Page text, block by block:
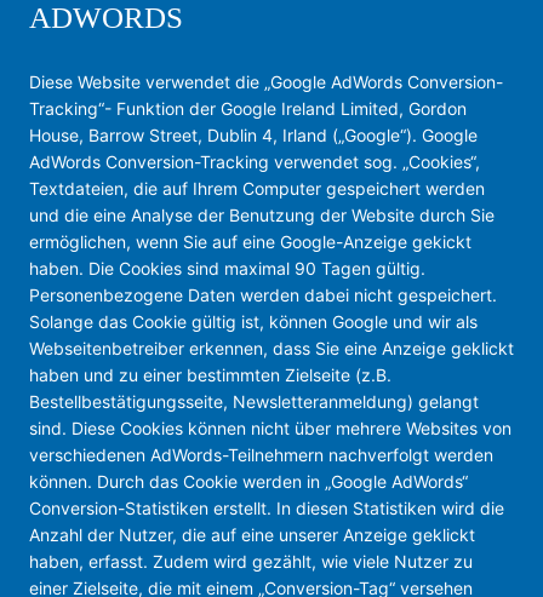
ADWORDS
Diese Website verwendet die „Google AdWords Conversion-
Tracking“- Funktion der Google Ireland Limited, Gordon
House, Barrow Street, Dublin 4, Irland („Google“). Google
AdWords Conversion-Tracking verwendet sog. „Cookies“,
Textdateien, die auf Ihrem Computer gespeichert werden
und die eine Analyse der Benutzung der Website durch Sie
ermöglichen, wenn Sie auf eine Google-Anzeige gekickt
haben. Die Cookies sind maximal 90 Tagen gültig.
Personenbezogene Daten werden dabei nicht gespeichert.
Solange das Cookie gültig ist, können Google und wir als
Webseitenbetreiber erkennen, dass Sie eine Anzeige geklickt
haben und zu einer bestimmten Zielseite (z.B.
Bestellbestätigungsseite, Newsletteranmeldung) gelangt
sind. Diese Cookies können nicht über mehrere Websites von
verschiedenen AdWords-Teilnehmern nachverfolgt werden
können. Durch das Cookie werden in „Google AdWords“
Conversion-Statistiken erstellt. In diesen Statistiken wird die
Anzahl der Nutzer, die auf eine unserer Anzeige geklickt
haben, erfasst. Zudem wird gezählt, wie viele Nutzer zu
einer Zielseite, die mit einem „Conversion-Tag“ versehen